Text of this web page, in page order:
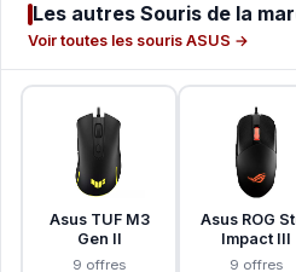
Les autres Souris de la
Voir toutes les souris ASUS →
Asus TUF M3
Gen II
9 offres
Asus ROG
Impact III
9 offres